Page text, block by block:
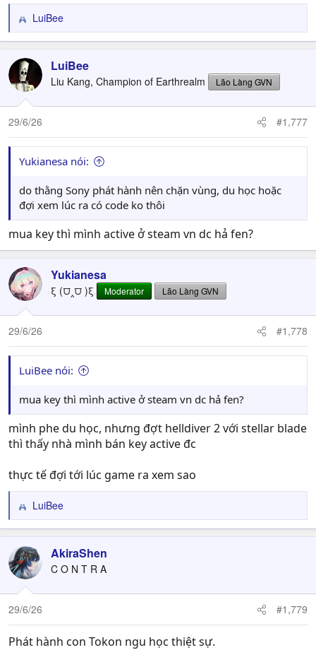
R
e
c
t
i
o
n
s
:
LuiBee
LuiBee
Liu Kang, Champion of Earthrealm Lão Làng GVN
29/6/26 #1,777
Yukianesa nói:
do thằng Sony phát hành nên chặn vùng, du học hoặc
đợi xem lúc ra có code ko thôi
mua key thì mình active ở steam vn dc hả fen?
Yukianesa
ξ (⩌‸⩌ )ξ Moderator Lão Làng GVN
29/6/26 #1,778
LuiBee nói:
mua key thì mình active ở steam vn dc hả fen?
mình phe du học, nhưng đợt helldiver 2 với stellar blade
thì thấy nhà mình bán key active đc
thực tế đợi tới lúc game ra xem sao
R
e
c
t
i
o
n
s
LuiBee
AkiraShen
C O N T R A
29/6/26 #1,779
Phát hành con Tokon ngu học thiệt sự.